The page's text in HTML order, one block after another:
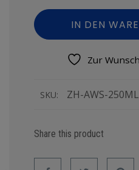
IN DEN
Zur
SKU: ZH-AWS-250ML
Share this product